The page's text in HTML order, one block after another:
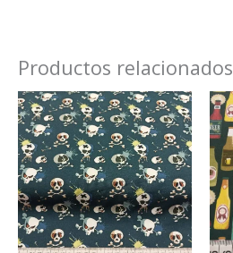
Productos relacionados